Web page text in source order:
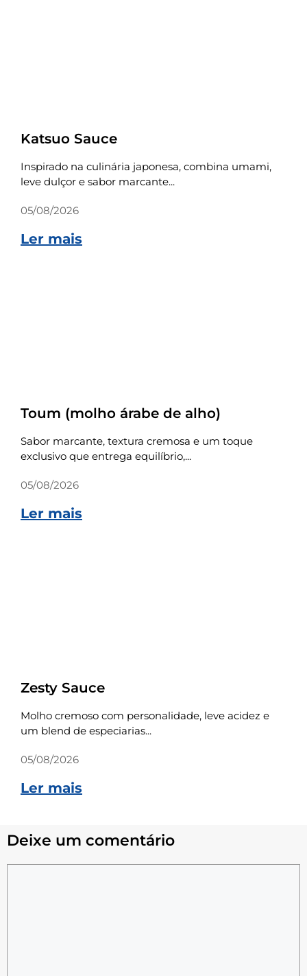
Katsuo Sauce
Inspirado na culinária japonesa, combina umami,
leve dulçor e sabor marcante...
05/08/2026
Ler mais
Toum (molho árabe de alho)
Sabor marcante, textura cremosa e um toque
exclusivo que entrega equilíbrio,...
05/08/2026
Ler mais
Zesty Sauce
Molho cremoso com personalidade, leve acidez e
um blend de especiarias...
05/08/2026
Ler mais
Deixe um comentário